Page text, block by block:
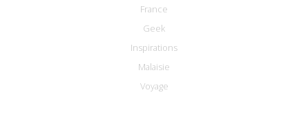
France
Geek
Inspirations
Malaisie
Voyage